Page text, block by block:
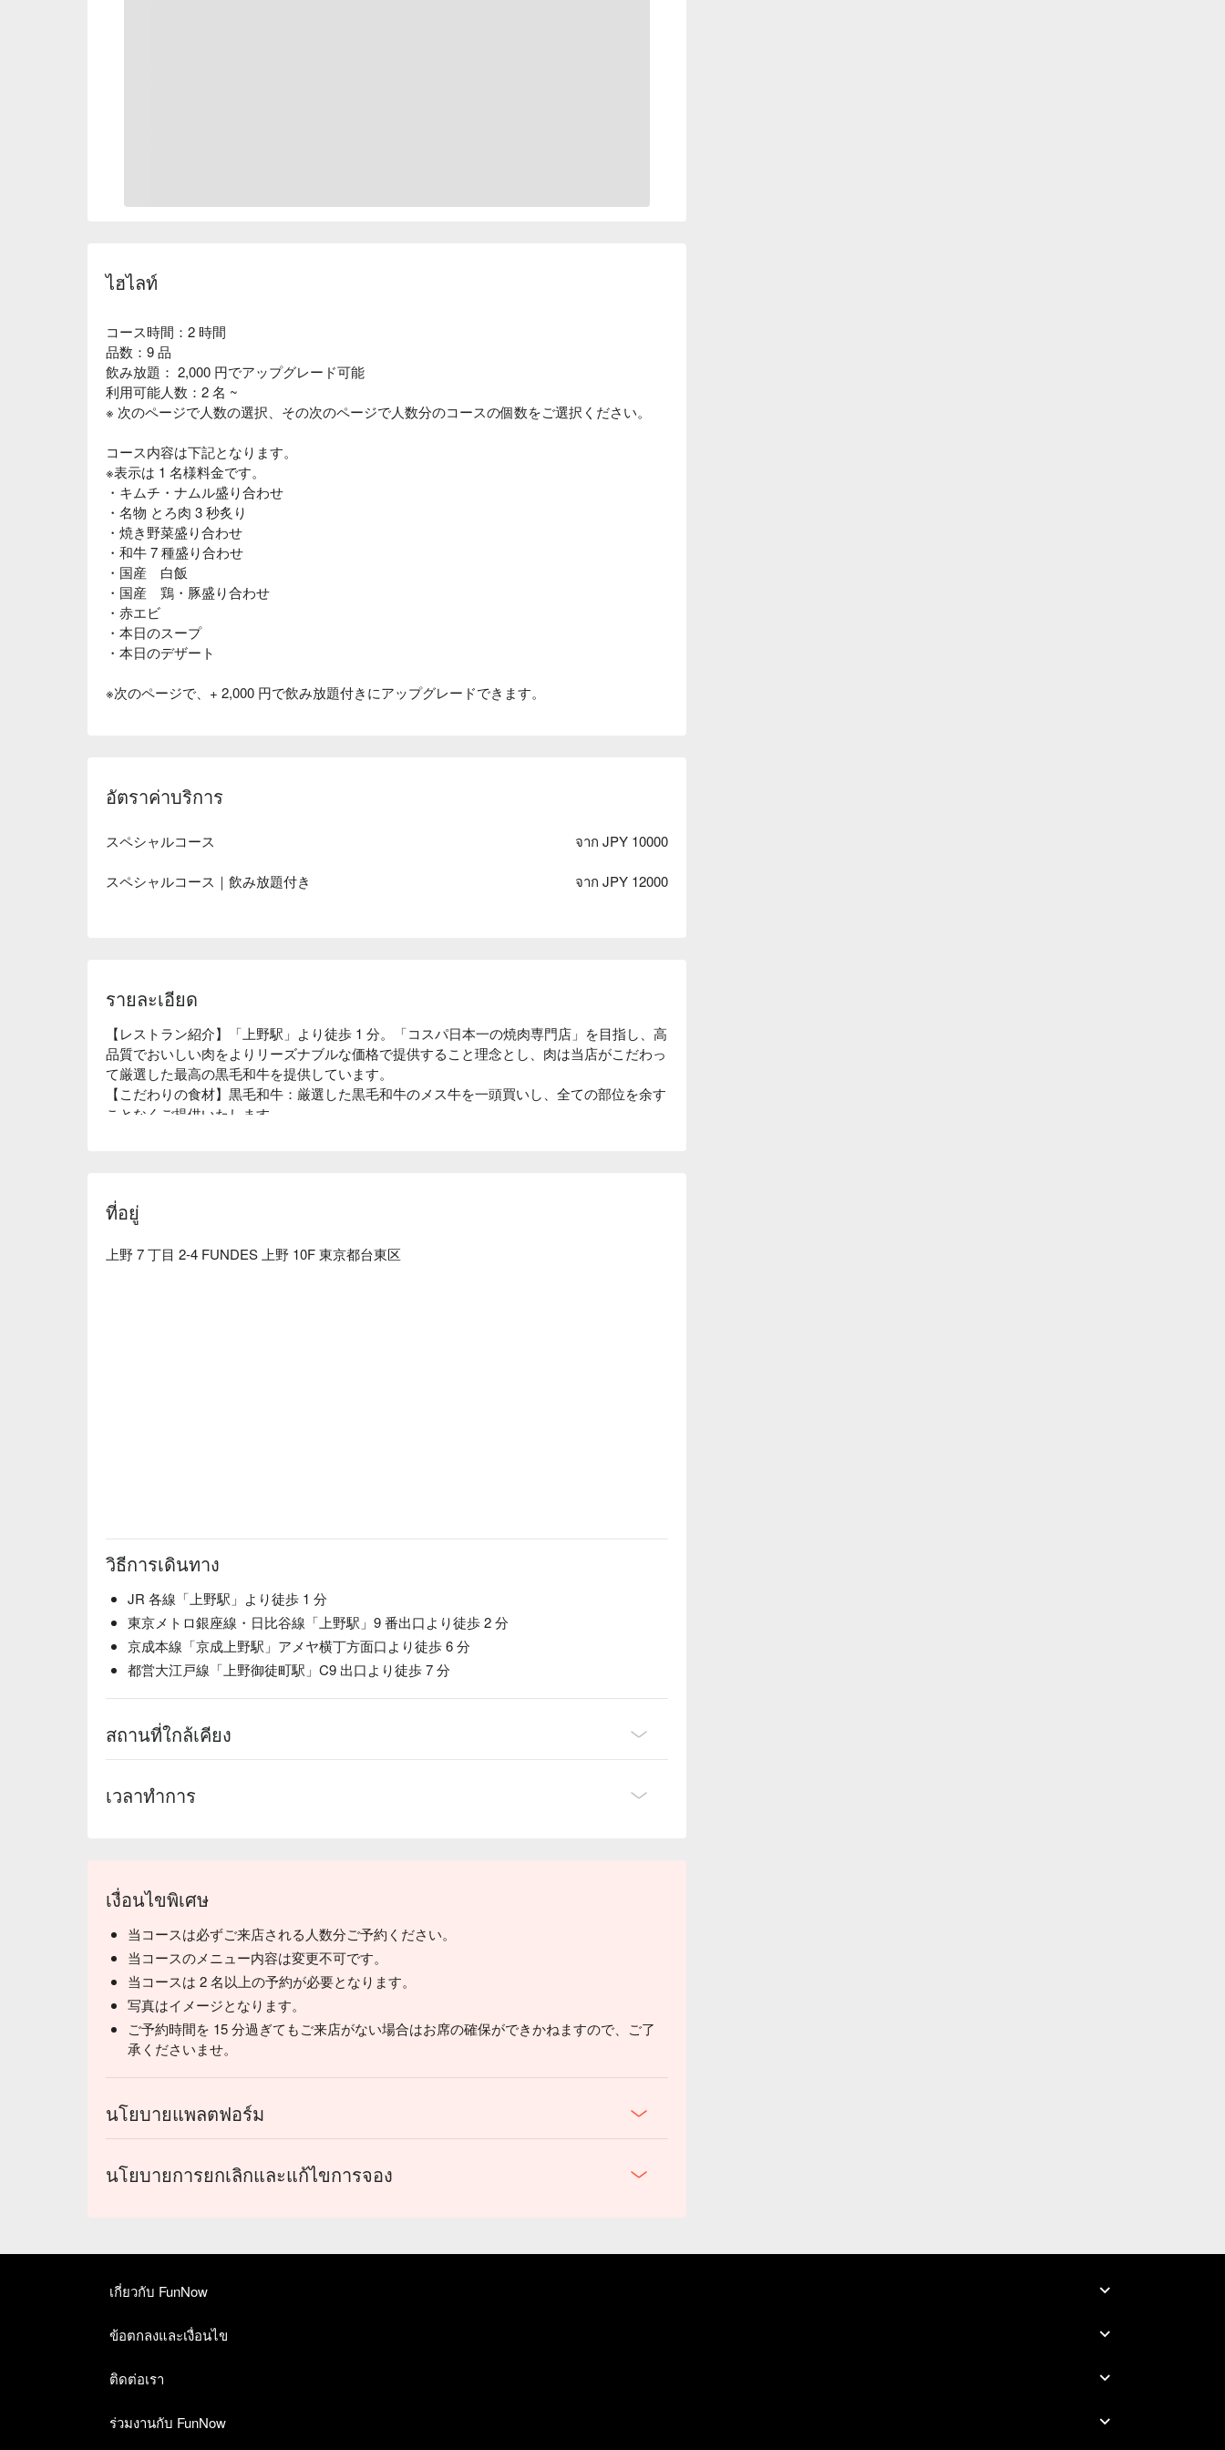
ไฮไลท์
コース時間：2 時間
品数：9 品
飲み放題： 2,000 円でアップグレード可能
利用可能人数：2 名 ~
※ 次のページで人数の選択、その次のページで人数分のコースの個数をご選択ください。
コース内容は下記となります。
※表示は 1 名様料金です。
・キムチ・ナムル盛り合わせ
・名物 とろ肉 3 秒炙り
・焼き野菜盛り合わせ
・和牛 7 種盛り合わせ
・国産 白飯
・国産 鶏・豚盛り合わせ
・赤エビ
・本日のスープ
・本日のデザート
※次のページで、+ 2,000 円で飲み放題付きにアップグレードできます。
อัตราค่าบริการ
スペシャルコース จาก JPY 10000
スペシャルコース｜飲み放題付き จาก JPY 12000
รายละเอียด
【レストラン紹介】「上野駅」より徒歩 1 分。「コスパ日本一の焼肉専門店」を目指し、高
品質でおいしい肉をよりリーズナブルな価格で提供すること理念とし、肉は当店がこだわっ
て厳選した最高の黒毛和牛を提供しています。
【こだわりの食材】黒毛和牛：厳選した黒毛和牛のメス牛を一頭買いし、全ての部位を余す
ことなくご提供いたします。
ที่อยู่
上野 7 丁目 2-4 FUNDES 上野 10F 東京都台東区
วิธีการเดินทาง
JR 各線「上野駅」より徒歩 1 分
東京メトロ銀座線・日比谷線「上野駅」9 番出口より徒歩 2 分
京成本線「京成上野駅」アメヤ横丁方面口より徒歩 6 分
都営大江戸線「上野御徒町駅」C9 出口より徒歩 7 分
สถานที่ใกล้เคียง
เวลาทำการ
เงื่อนไขพิเศษ
当コースは必ずご来店される人数分ご予約ください。
当コースのメニュー内容は変更不可です。
当コースは 2 名以上の予約が必要となります。
写真はイメージとなります。
ご予約時間を 15 分過ぎてもご来店がない場合はお席の確保ができかねますので、ご了
承くださいませ。
นโยบายแพลตฟอร์ม
นโยบายการยกเลิกและแก้ไขการจอง
เกี่ยวกับ FunNow
ข้อตกลงและเงื่อนไข
ติดต่อเรา
ร่วมงานกับ FunNow